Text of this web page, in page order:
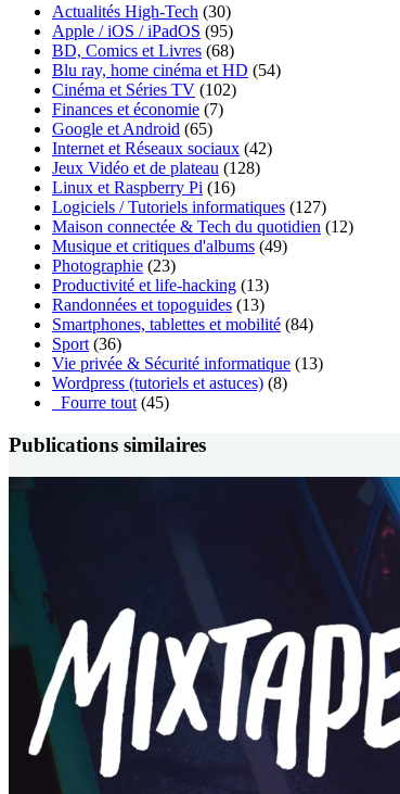
Actualités High-Tech (30)
Apple / iOS / iPadOS (95)
BD, Comics et Livres (68)
Blu ray, home cinéma et HD (54)
Cinéma et Séries TV (102)
Finances et économie (7)
Google et Android (65)
Internet et Réseaux sociaux (42)
Jeux Vidéo et de plateau (128)
Linux et Raspberry Pi (16)
Logiciels / Tutoriels informatiques (127)
Maison connectée & Tech du quotidien (12)
Musique et critiques d'albums (49)
Photographie (23)
Productivité et life-hacking (13)
Randonnées et topoguides (13)
Smartphones, tablettes et mobilité (84)
Sport (36)
Vie privée & Sécurité informatique (13)
Wordpress (tutoriels et astuces) (8)
_Fourre tout (45)
Publications similaires